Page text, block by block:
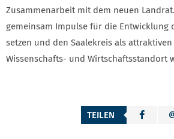
Zusammenarbeit mit dem neuen
gemeinsam Impulse für die Entwicklung
setzen und den Saalekreis als
Wissenschafts- und Wirtschaftsstandort
TEILEN